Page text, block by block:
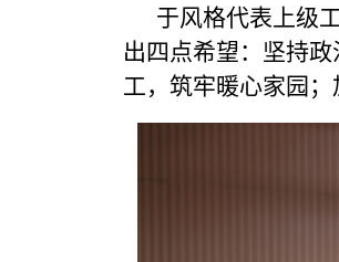
于风格代表上级
出四点希望：坚持
工，筑牢暖心家园；